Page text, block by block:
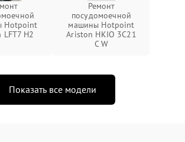
Hotpoint
H2
Ремонт
посудомоечной
машины Hotpoint
Ariston HKIO 3C21
C W
Показать все модели